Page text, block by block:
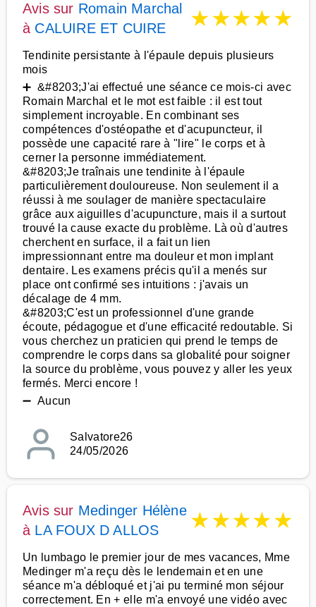
Avis sur Romain Marchal
à CALUIRE ET CUIRE ★★★★★
Tendinite persistante à l'épaule depuis plusieurs
mois
➕ &#8203;J'ai effectué une séance ce mois-ci avec
Romain Marchal et le mot est faible : il est tout
simplement incroyable. En combinant ses
compétences d'ostéopathe et d'acupuncteur, il
possède une capacité rare à "lire" le corps et à
cerner la personne immédiatement.
&#8203;Je traînais une tendinite à l'épaule
particulièrement douloureuse. Non seulement il a
réussi à me soulager de manière spectaculaire
grâce aux aiguilles d'acupuncture, mais il a surtout
trouvé la cause exacte du problème. Là où d'autres
cherchent en surface, il a fait un lien
impressionnant entre ma douleur et mon implant
dentaire. Les examens précis qu'il a menés sur
place ont confirmé ses intuitions : j'avais un
décalage de 4 mm.
&#8203;C'est un professionnel d'une grande
écoute, pédagogue et d'une efficacité redoutable. Si
vous cherchez un praticien qui prend le temps de
comprendre le corps dans sa globalité pour soigner
la source du problème, vous pouvez y aller les yeux
fermés. Merci encore !
➖ Aucun
Salvatore26
24/05/2026
Avis sur Medinger Hélène
à LA FOUX D ALLOS ★★★★★
Un lumbago le premier jour de mes vacances, Mme
Medinger m'a reçu dès le lendemain et en une
séance m'a débloqué et j'ai pu terminé mon séjour
correctement. En + elle m'a envoyé une vidéo avec